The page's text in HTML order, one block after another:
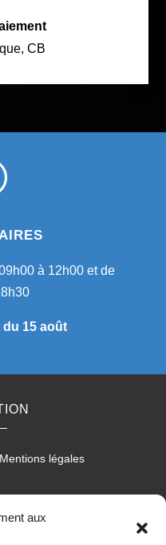
aux
CB
à 12h00 et de
du 15 août
Mentions légales